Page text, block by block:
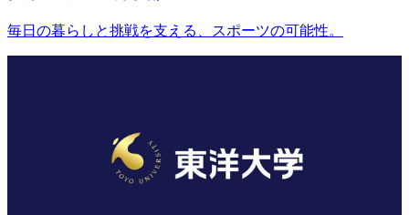
毎日の暮らしと挑戦を支える、スポーツの可能性。